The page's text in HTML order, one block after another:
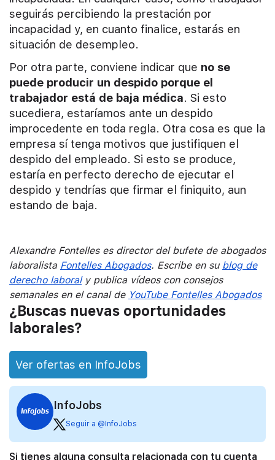
seguirás percibiendo la prestación por
incapacidad y, en cuanto finalice, estarás en
situación de desempleo.
Por otra parte, conviene indicar que no se
puede producir un despido porque el
trabajador está de baja médica. Si esto
sucediera, estaríamos ante un despido
improcedente en toda regla. Otra cosa es que la
empresa sí tenga motivos que justifiquen el
despido del empleado. Si esto se produce,
estaría en perfecto derecho de ejecutar el
despido y tendrías que firmar el finiquito, aun
estando de baja.
Alexandre Fontelles es director del bufete de abogados
laboralista Fontelles Abogados. Escribe en su blog de
derecho laboraly publica vídeos con consejos
semanales en el canal de YouTube Fontelles Abogados
¿Buscas nuevas oportunidades
laborales?
Ver ofertas en InfoJobs
InfoJobs
Seguir a @InfoJobs
Si tienes alguna consulta relacionada con tu cuenta